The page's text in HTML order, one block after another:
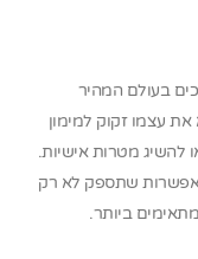
בעולם המהיר
עצמו זקוק למימון
להשיג מטרות אישיות.
שתספק לא רק
ביותר.